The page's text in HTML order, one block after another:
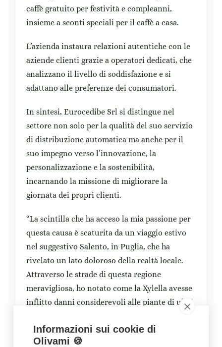
caffè gratuito per festività e compleanni,
insieme a sconti speciali per il caffè a casa.
L’azienda instaura relazioni autentiche con le
aziende clienti grazie a operatori dedicati, che
analizzano il livello di soddisfazione e si
adattano alle preferenze dei consumatori.
In sintesi, Eurocedibe Srl si distingue nel
settore non solo per la qualità del suo servizio
di distribuzione automatica ma anche per il
suo impegno verso l’innovazione, la
personalizzazione e la sostenibilità,
incarnando la missione di migliorare la
giornata dei propri clienti.
“La scintilla che ha acceso la mia passione per
questa causa è scaturita da un viaggio estivo
nel suggestivo Salento, in Puglia, che ha
rivelato un lato doloroso della realtà locale.
Attraverso le strade di questa regione
meravigliosa, ho notato come la Xylella avesse
inflitto danni considerevoli alle piante di ulivi,
che rende unica la Puglia.
Informazioni sui cookie di
Olivami 🍪